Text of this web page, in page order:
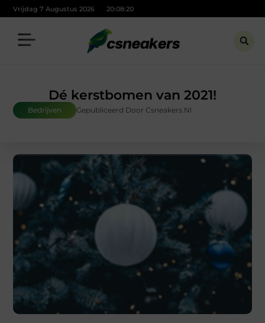
Vrijdag 7 Augustus 2026 20:08:21
Dé kerstbomen van 2021!
Bedrijven Gepubliceerd Door Csneakers.nl